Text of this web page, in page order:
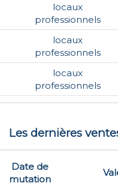
locaux
professionnels
locaux
professionnels
locaux
professionnels
Les dernières
Date de
mutation